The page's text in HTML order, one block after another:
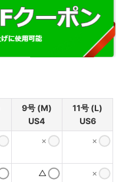
9号 (M)
US4
11号 (L)
US6
× ×
△ ×